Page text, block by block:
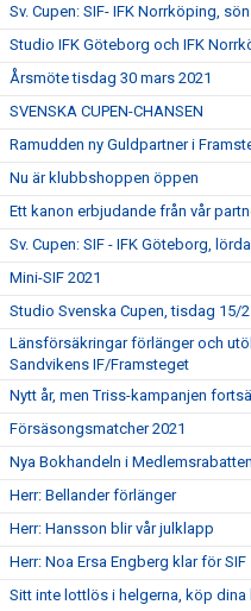
Sv. Cupen: SIF- IFK Norrköping,
Studio IFK Göteborg och IFK
Årsmöte tisdag 30 mars 2021
SVENSKA CUPEN-CHANSEN
Ramudden ny Guldpartner i
Nu är klubbshoppen öppen
Ett kanon erbjudande från vår
Sv. Cupen: SIF - IFK Göteborg,
Mini-SIF 2021
Studio Svenska Cupen, tisdag 15/
Länsförsäkringar förlänger och
Sandvikens IF/Framsteget
Nytt år, men Triss-kampanjen
Försäsongsmatcher 2021
Nya Bokhandeln i Medlemsrabatten
Herr: Bellander förlänger
Herr: Hansson blir vår julklapp
Herr: Noa Ersa Engberg klar för SIF
Sitt inte lottlös i helgerna, köp dina